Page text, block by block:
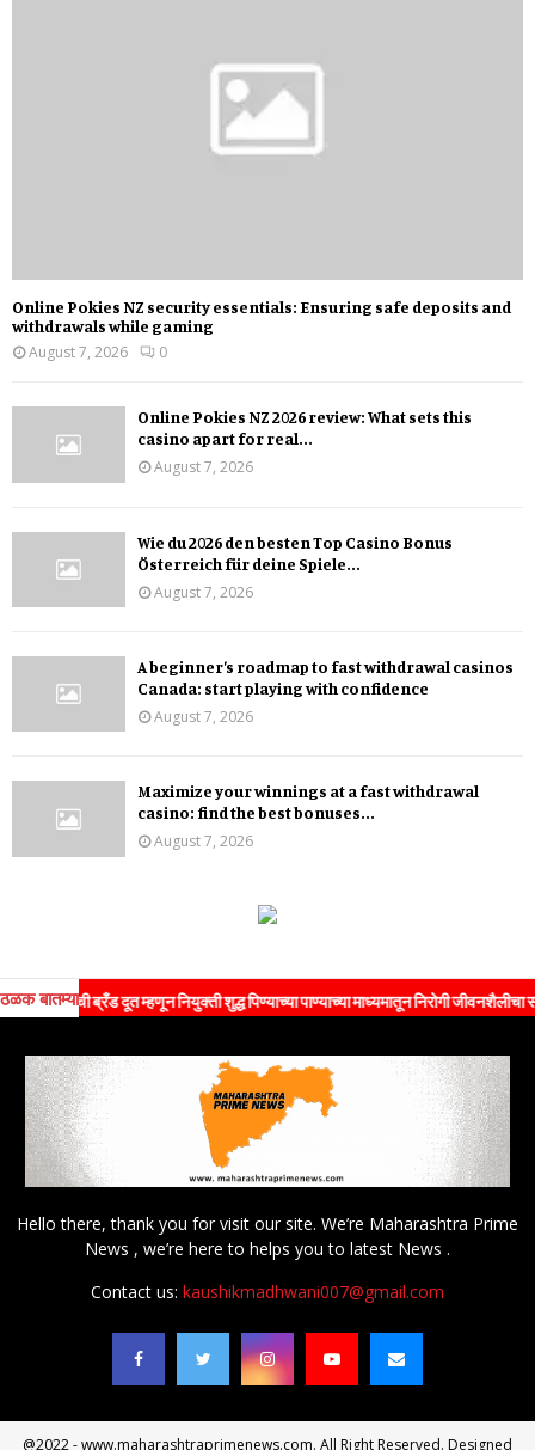
Online Pokies NZ security essentials: Ensuring safe deposits and
withdrawals while gaming
August 7, 2026
0
Online Pokies NZ 2026 review: What sets this
casino apart for real...
August 7, 2026
Wie du 2026 den besten Top Casino Bonus
Österreich für deine Spiele...
August 7, 2026
A beginner’s roadmap to fast withdrawal casinos
Canada: start playing with confidence
August 7, 2026
Maximize your winnings at a fast withdrawal
casino: find the best bonuses...
August 7, 2026
ठळक बातम्या
दूत म्हणून नियुक्ती शुद्ध पिण्याच्या पाण्याच्या माध्यमातून निरोगी जीवनशैलीचा संदेश
Hello there, thank you for visit our site. We’re Maharashtra Prime
News , we’re here to helps you to latest News .
Contact us: kaushikmadhwani007@gmail.com
@2022 - www.maharashtraprimenews.com. All Right Reserved. Designed